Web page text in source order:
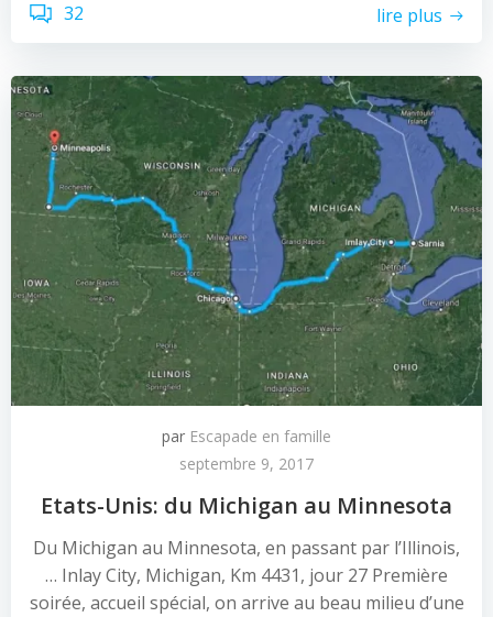
32 lire plus
par Escapade en famille
septembre 9, 2017
Etats-Unis: du Michigan au Minnesota
Du Michigan au Minnesota, en passant par l’Illinois,
… Inlay City, Michigan, Km 4431, jour 27 Première
soirée, accueil spécial, on arrive au beau milieu d’une